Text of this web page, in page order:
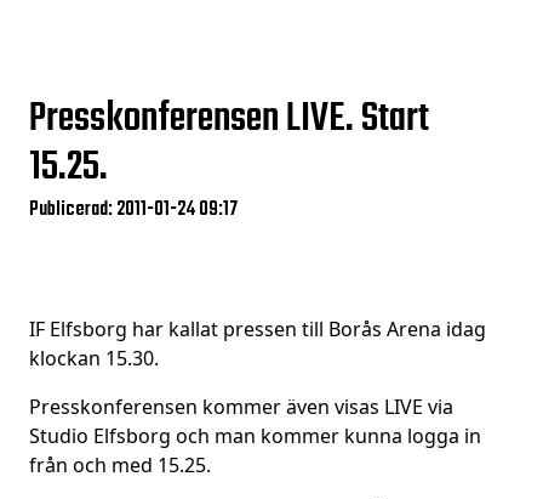
Presskonferensen LIVE. Start
15.25.
Publicerad: 2011-01-24 09:17
IF Elfsborg har kallat pressen till Borås Arena idag
klockan 15.30.
Presskonferensen kommer även visas LIVE via
Studio Elfsborg och man kommer kunna logga in
från och med 15.25.